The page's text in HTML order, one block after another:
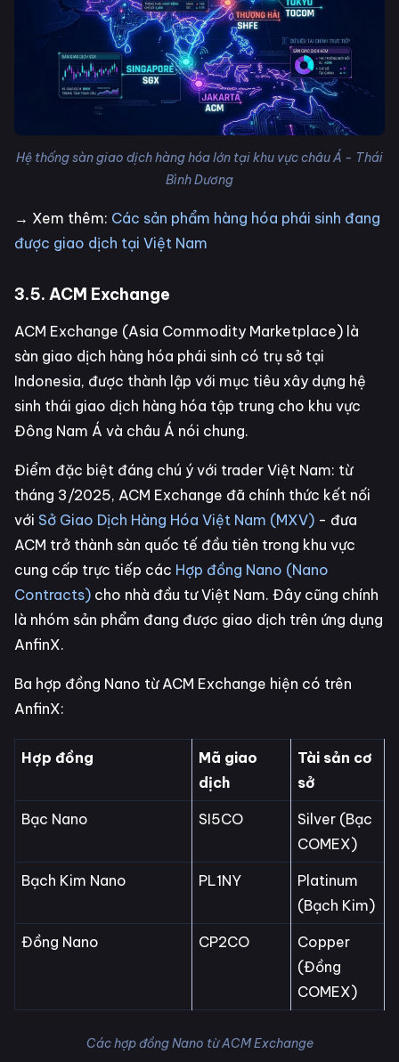
Hệ thống sàn giao dịch hàng hóa lớn tại khu vực châu Á - Thái
Bình Dương
→ Xem thêm: Các sản phẩm hàng hóa phái sinh đang
được giao dịch tại Việt Nam
3.5. ACM Exchange
ACM Exchange (Asia Commodity Marketplace) là
sàn giao dịch hàng hóa phái sinh có trụ sở tại
Indonesia, được thành lập với mục tiêu xây dựng hệ
sinh thái giao dịch hàng hóa tập trung cho khu vực
Đông Nam Á và châu Á nói chung.
Điểm đặc biệt đáng chú ý với trader Việt Nam: từ
tháng 3/2025, ACM Exchange đã chính thức kết nối
với Sở Giao Dịch Hàng Hóa Việt Nam (MXV) - đưa
ACM trở thành sàn quốc tế đầu tiên trong khu vực
cung cấp trực tiếp các Hợp đồng Nano (Nano
Contracts) cho nhà đầu tư Việt Nam. Đây cũng chính
là nhóm sản phẩm đang được giao dịch trên ứng dụng
AnfinX.
Ba hợp đồng Nano từ ACM Exchange hiện có trên
AnfinX:
Hợp đồng
Mã giao
dịch
Tài sản cơ
sở
Bạc Nano SI5CO
Silver (Bạc
COMEX)
Bạch Kim Nano PL1NY
Platinum
(Bạch Kim)
Đồng Nano CP2CO
Copper
(Đồng
COMEX)
Các hợp đồng Nano từ ACM Exchange